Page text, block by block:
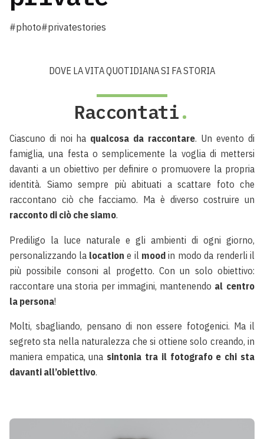
#photo#privatestories
Ciascuno di noi ha qualcosa da raccontare. Un evento di
famiglia, una festa o semplicemente la voglia di mettersi
davanti a un obiettivo per definire o promuovere la propria
identità. Siamo sempre più abituati a scattare foto che
raccontano ciò che facciamo. Ma è diverso costruire un
racconto di ciò che siamo.
Prediligo la luce naturale e gli ambienti di ogni giorno,
personalizzando la location e il moodin modo da renderli il
più possibile consoni al progetto. Con un solo obiettivo:
raccontare una storia per immagini, mantenendo al centro
la persona!
Molti, sbagliando, pensano di non essere fotogenici. Ma il
segreto sta nella naturalezza che si ottiene solo creando, in
maniera empatica, una sintonia tra il fotografo e chi sta
davanti all’obiettivo.
DOVE LA VITA QUOTIDIANA SI FA STORIA
Raccontati.